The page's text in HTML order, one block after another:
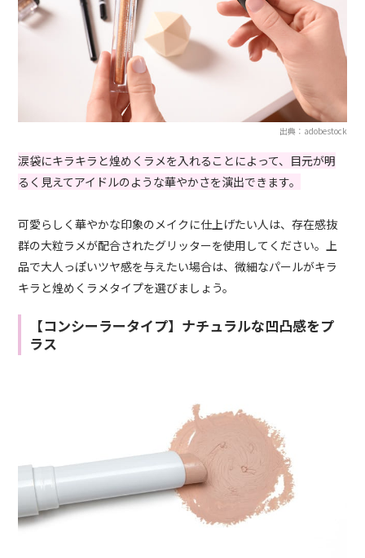
出典：adobestock
涙袋にキラキラと煌めくラメを入れることによって、目元が明
るく見えてアイドルのような華やかさを演出できます。
可愛らしく華やかな印象のメイクに仕上げたい人は、存在感抜
群の大粒ラメが配合されたグリッターを使用してください。上
品で大人っぽいツヤ感を与えたい場合は、微細なパールがキラ
キラと煌めくラメタイプを選びましょう。
【コンシーラータイプ】ナチュラルな凹凸感をプ
ラス